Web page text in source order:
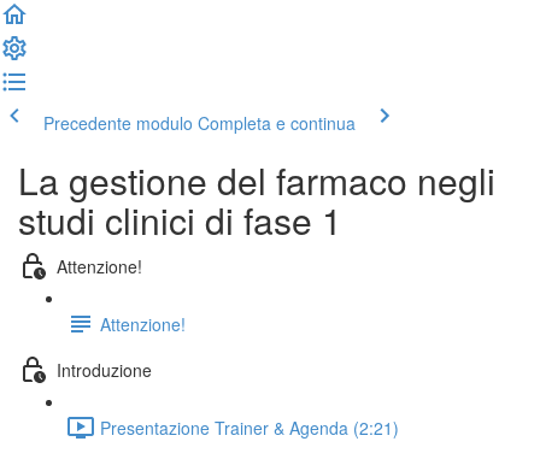
Precedente modulo Completa e continua
La gestione del farmaco negli
studi clinici di fase 1
Attenzione!
Attenzione!
Introduzione
Presentazione Trainer & Agenda (2:21)